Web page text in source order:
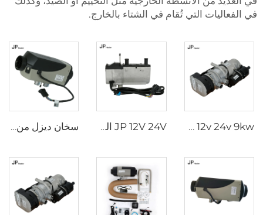
في الفعاليات التي تُقام في الشتاء بالخارج.
JP YJH-Q9 12v 24v 9kw سخان وقوف السيارات للماء الديزل الساخن JP 12V 24V الديزل سخان المياه السائل سخان المياه للوقوف 5KW للشاحنة سخان ديزل من ويبيستو بقدرة ٢,٢ كيلوواط / ٢,٦ كيلوواط، ١٢ فولت / ٢٤ فولت، لمقصورة الشاحنات ووقت الوقوف، سخان هواء من إبيرسباخر